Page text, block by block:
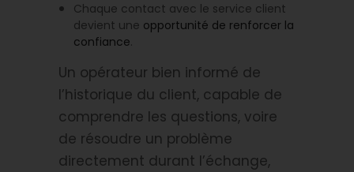
Chaque contact avec le service client
devient une opportunité de renforcer la
confiance.
Un opérateur bien informé de
l’historique du client, capable de
comprendre les questions, voire
de résoudre un problème
directement durant l’échange,